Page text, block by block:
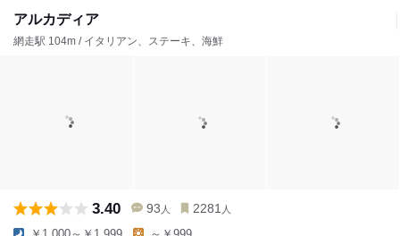
アルカディア
網走駅 104m / イタリアン、ステーキ、海鮮
3.40 93 人 2281 人